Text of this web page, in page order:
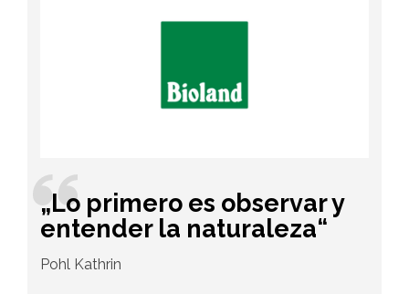
„Lo primero es observar y
entender la naturaleza“
Pohl Kathrin